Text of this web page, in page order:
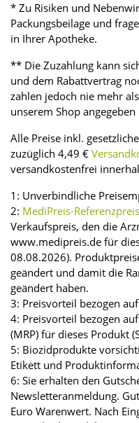
* Zu Risiken und
Packungsbeilage und
in Ihrer Apotheke.
** Die Zuzahlung kann
und dem Rabattvertrag
zahlen jedoch nie mehr
unserem Shop angegeben
Alle Preise inkl.
zuzüglich 4,49 €
versandkostenfrei
1: Unverbindliche
2: MediPreis-
Verkaufspreis, den die
www.medipreis.de für
08.08.2026).
geändert und damit die
geändert haben.
3: Preisvorteil bezogen
4: Preisvorteil bezogen
(MRP) für dieses Produkt
5: Biozidprodukte
Etikett und
6: Sie erhalten den
Newsletteranmeldung.
Euro Warenwert. Nach